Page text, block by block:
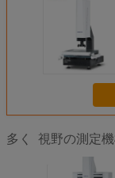
多く 視野の測定